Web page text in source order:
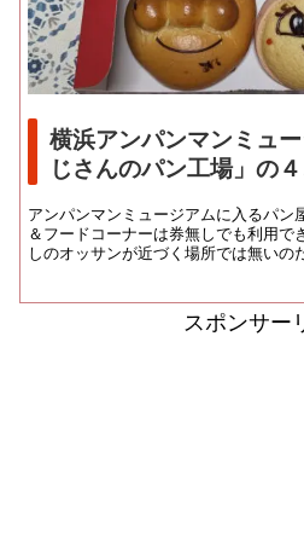
横浜アンパンマンミュ
じさんのパン工場」の
アンパンマンミュージアムに入るパン
＆フードコーナーは券無しでも利用で
しのオッサンが近づく場所では無いの
スポンサー